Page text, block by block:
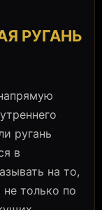
РУГАНЬ
ругань
в
на то,
только по